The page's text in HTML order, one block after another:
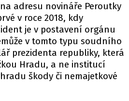
adresu novináře Peroutky
v roce 2018, kdy
je v postavení orgánu
v tomto typu soudního
prezidenta republiky, která
Hradu, a ne institucí
škody či nemajetkové